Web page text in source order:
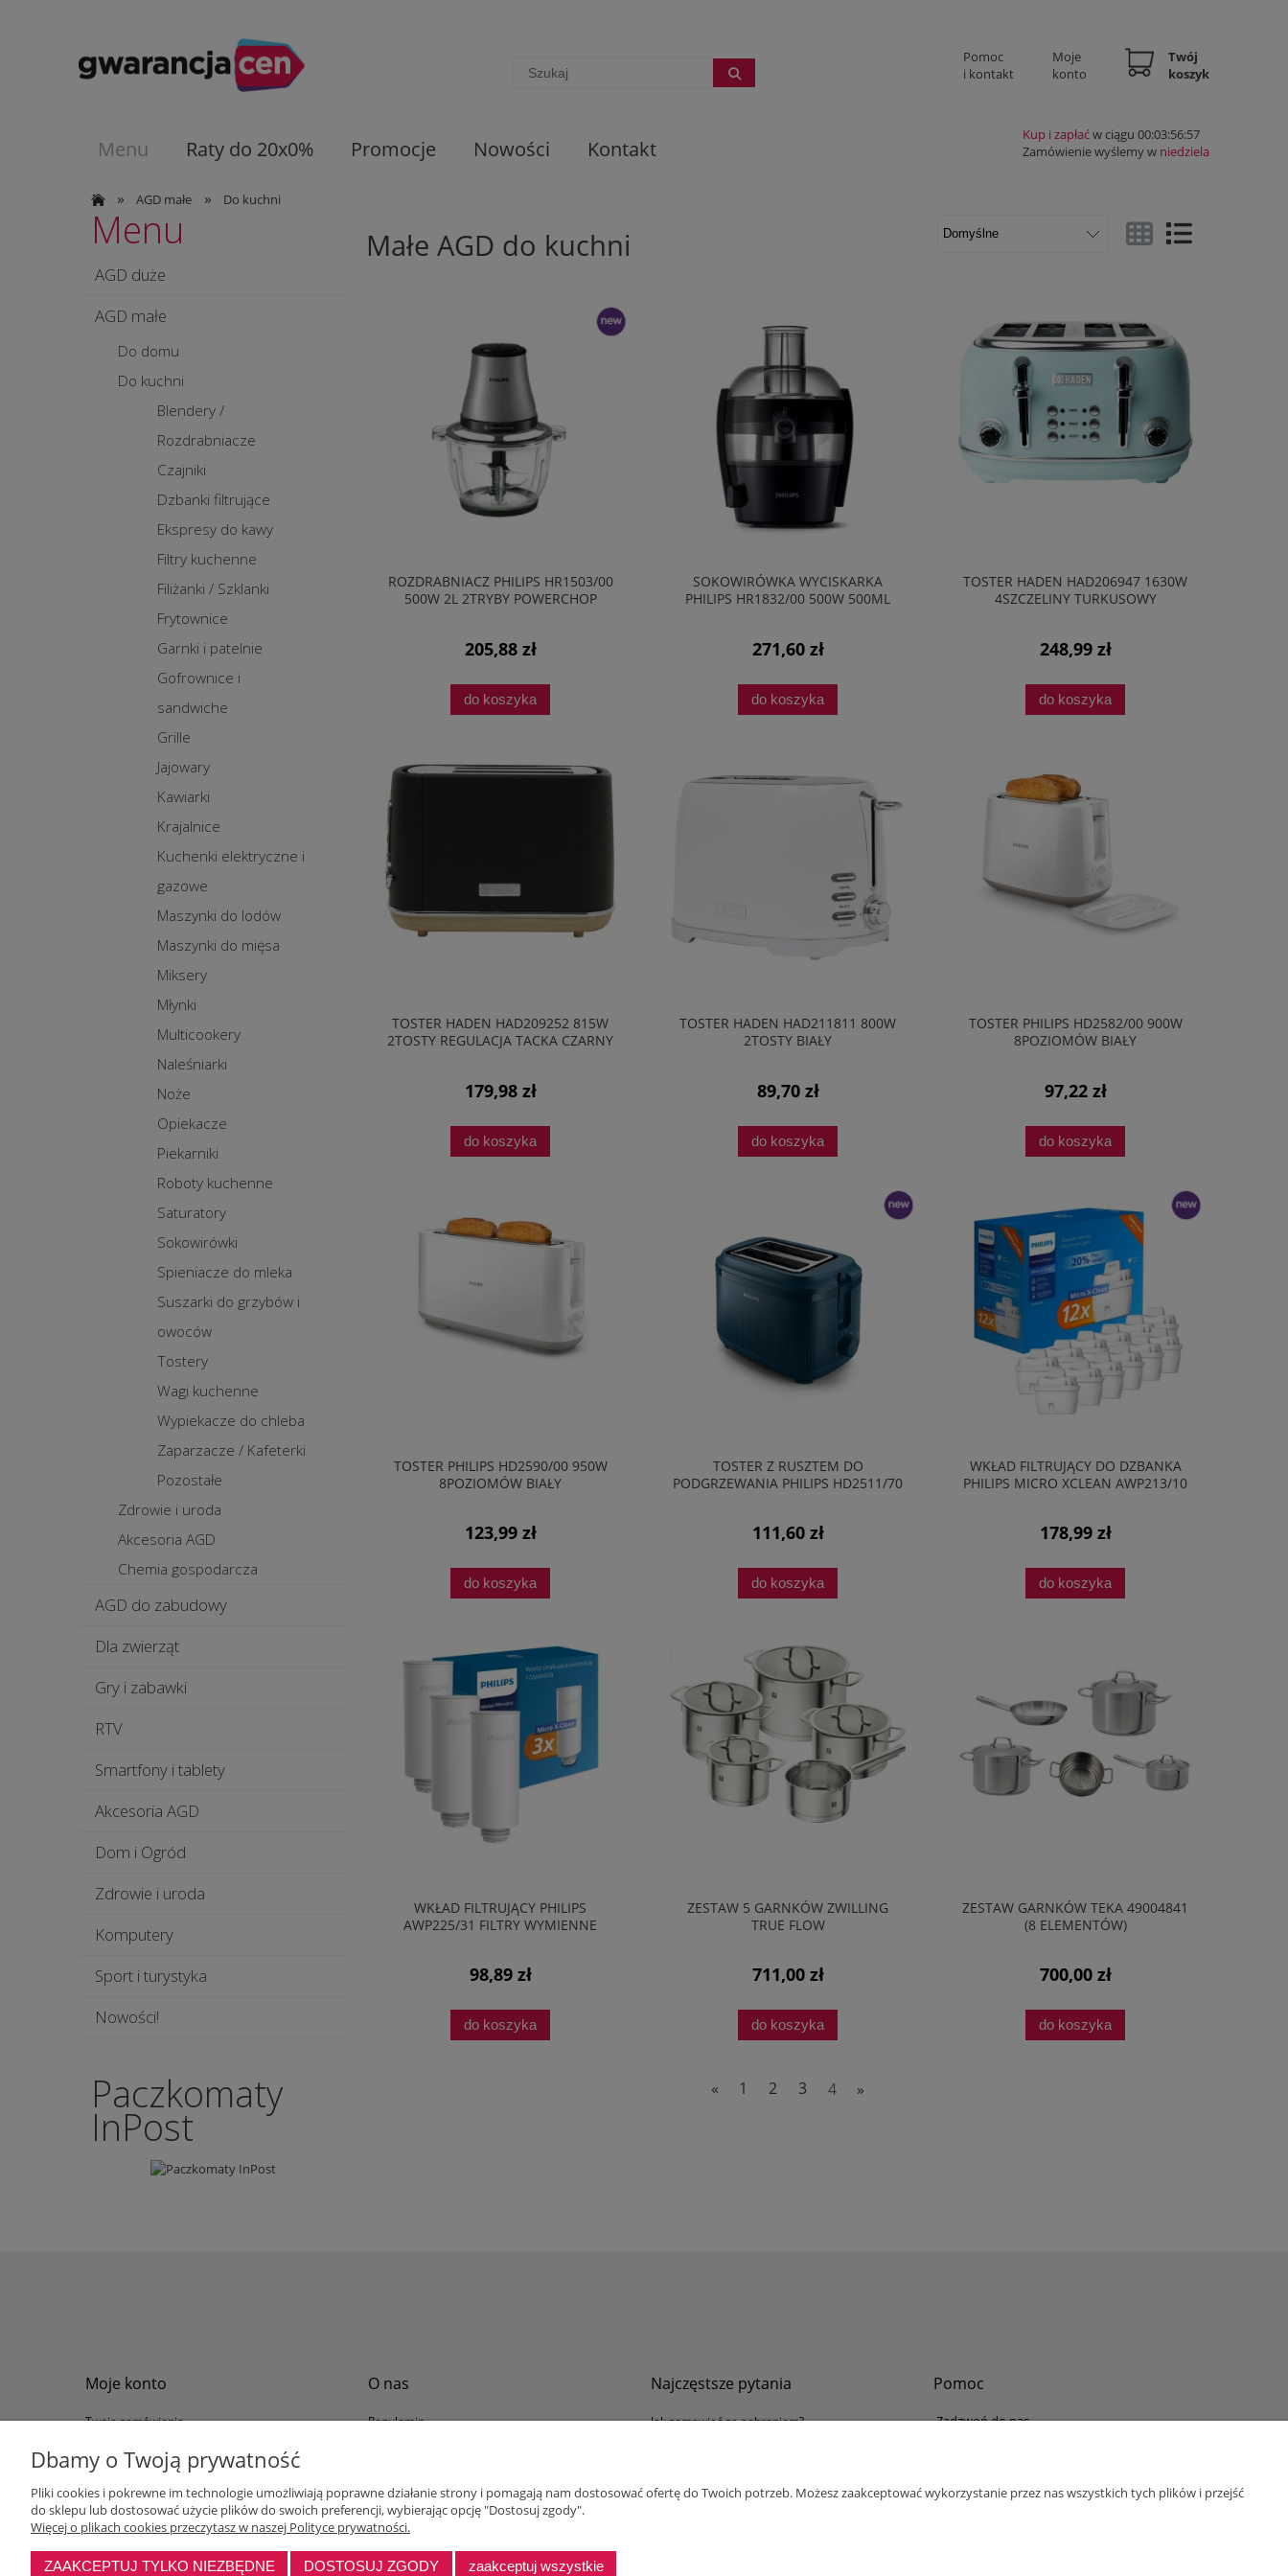
Pomoc
i kontakt
Moje
konto
Twój
koszyk
Menu Raty do 20x0% Promocje Nowości Kontakt
Kup i zapłaćw ciągu 00:03:56:56
Zamówienie wyślemy w niedziela
» AGD małe » Do kuchni
Menu
AGD duże
AGD małe
Do domu
Do kuchni
Blendery /
Rozdrabniacze
Czajniki
Dzbanki filtrujące
Ekspresy do kawy
Filtry kuchenne
Filiżanki / Szklanki
Frytownice
Garnki i patelnie
Gofrownice i
sandwiche
Grille
Jajowary
Kawiarki
Krajalnice
Kuchenki elektryczne i
gazowe
Maszynki do lodów
Maszynki do mięsa
Miksery
Młynki
Multicookery
Naleśniarki
Noże
Opiekacze
Piekarniki
Roboty kuchenne
Saturatory
Sokowirówki
Spieniacze do mleka
Suszarki do grzybów i
owoców
Tostery
Wagi kuchenne
Wypiekacze do chleba
Zaparzacze / Kafeterki
Pozostałe
Zdrowie i uroda
Akcesoria AGD
Chemia gospodarcza
AGD do zabudowy
Dla zwierząt
Gry i zabawki
RTV
Smartfony i tablety
Akcesoria AGD
Dom i Ogród
Zdrowie i uroda
Komputery
Sport i turystyka
Nowości!
Paczkomaty
InPost
Małe AGD do kuchni Widok ze zdjęciem
Widok pełny
ROZDRABNIACZ PHILIPS HR1503/00
500W 2L 2TRYBY POWERCHOP
205,88 zł
do koszyka
SOKOWIRÓWKA WYCISKARKA
PHILIPS HR1832/00 500W 500ML
271,60 zł
do koszyka
TOSTER HADEN HAD206947 1630W
4SZCZELINY TURKUSOWY
248,99 zł
do koszyka
TOSTER HADEN HAD209252 815W
2TOSTY REGULACJA TACKA CZARNY
179,98 zł
do koszyka
TOSTER HADEN HAD211811 800W
2TOSTY BIAŁY
89,70 zł
do koszyka
TOSTER PHILIPS HD2582/00 900W
8POZIOMÓW BIAŁY
97,22 zł
do koszyka
TOSTER PHILIPS HD2590/00 950W
8POZIOMÓW BIAŁY
123,99 zł
do koszyka
TOSTER Z RUSZTEM DO
PODGRZEWANIA PHILIPS HD2511/70
111,60 zł
do koszyka
WKŁAD FILTRUJĄCY DO DZBANKA
PHILIPS MICRO XCLEAN AWP213/10
178,99 zł
do koszyka
WKŁAD FILTRUJĄCY PHILIPS
AWP225/31 FILTRY WYMIENNE
98,89 zł
do koszyka
ZESTAW 5 GARNKÓW ZWILLING
TRUE FLOW
711,00 zł
do koszyka
ZESTAW GARNKÓW TEKA 49004841
(8 ELEMENTÓW)
700,00 zł
do koszyka
« 1 2 3 4 »
Moje konto
Twoje zamówienia
Ustawienia konta
O nas
Regulamin
Polityka prywatności
Program lojalnościowy dla firm
Najczęstsze pytania
Jak zamawiać za pobraniem?
Pomoc
Zadzwoń do nas
bok@abinvest.info
Dbamy o Twoją prywatność
Pliki cookies i pokrewne im technologie umożliwiają poprawne działanie strony i pomagają nam dostosować ofertę do Twoich potrzeb. Możesz zaakceptować wykorzystanie przez nas wszystkich tych plików i przejść
do sklepu lub dostosować użycie plików do swoich preferencji, wybierając opcję "Dostosuj zgody".
Więcej o plikach cookies przeczytasz w naszej Polityce prywatności.
ZAAKCEPTUJ TYLKO NIEZBĘDNE DOSTOSUJ ZGODY zaakceptuj wszystkie